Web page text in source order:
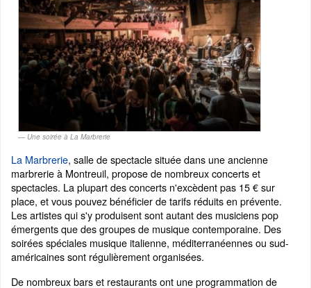
Une soirée à La Marbrerie
La Marbrerie, salle de spectacle située dans une ancienne
marbrerie à Montreuil, propose de nombreux concerts et
spectacles. La plupart des concerts n'excèdent pas 15 € sur
place, et vous pouvez bénéficier de tarifs réduits en prévente.
Les artistes qui s'y produisent sont autant des musiciens pop
émergents que des groupes de musique contemporaine. Des
soirées spéciales musique italienne, méditerranéennes ou sud-
américaines sont régulièrement organisées.
De nombreux bars et restaurants ont une programmation de